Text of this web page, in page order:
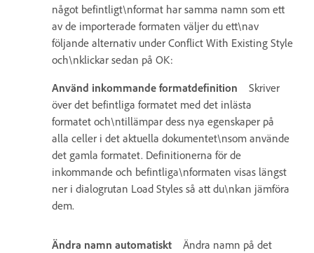
något befintligt\nformat har samma namn som ett
av de importerade formaten väljer du ett\nav
följande alternativ under Conflict With Existing Style
och\nklickar sedan på OK:
Använd inkommande formatdefinition
Skriver
över det befintliga formatet med det inlästa
formatet och\ntillämpar dess nya egenskaper på
alla celler i det aktuella dokumentet\nsom använde
det gamla formatet. Definitionerna för de
inkommande och befintliga\nformaten visas längst
ner i dialogrutan Load Styles så att du\nkan jämföra
dem.
Ändra namn automatiskt
Ändra namn på det